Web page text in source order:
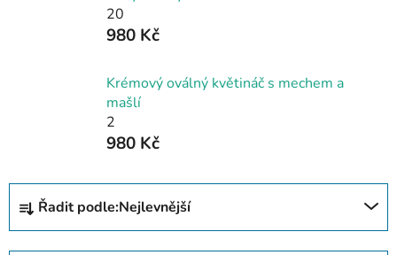
20
980 Kč
Krémový oválný květináč s mechem a
mašlí
2
980 Kč
Ř
z
Řadit podle:Nejlevnější